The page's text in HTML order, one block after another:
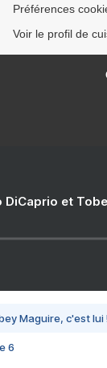
Préférences
Voir le profil de
DiCaprio et
Maguire, c'est
6